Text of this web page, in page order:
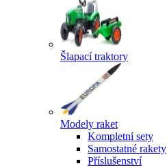
Šlapací traktory
Modely raket
Kompletní sety
Samostatné rakety
Příslušenství